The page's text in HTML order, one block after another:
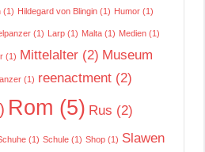
(1) Hildegard von Blingin (1) Humor (1)
(1) Larp (1) Malta (1) Medien (1)
(1) Mittelalter (2) Museum
(1) reenactment (2)
Rom (5) Rus (2)
(1) Schule (1) Shop (1) Slawen